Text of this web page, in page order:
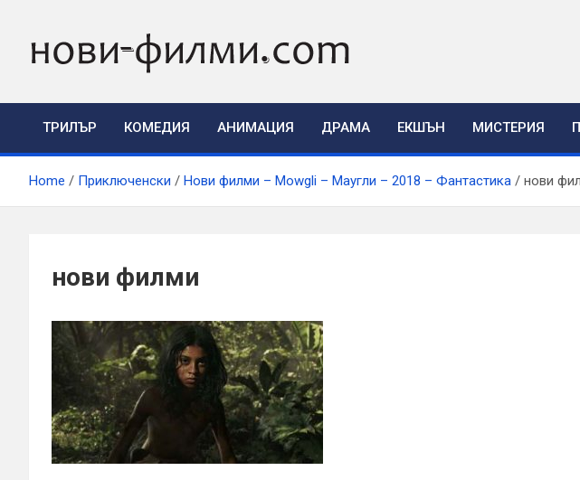
content
ТРИЛЪР КОМЕДИЯ АНИМАЦИЯ ДРАМА ЕКШЪН МИСТЕРИЯ
Home Приключенски Нови филми – Mowgli – Маугли – 2018 – Фантастика нови
нови филми